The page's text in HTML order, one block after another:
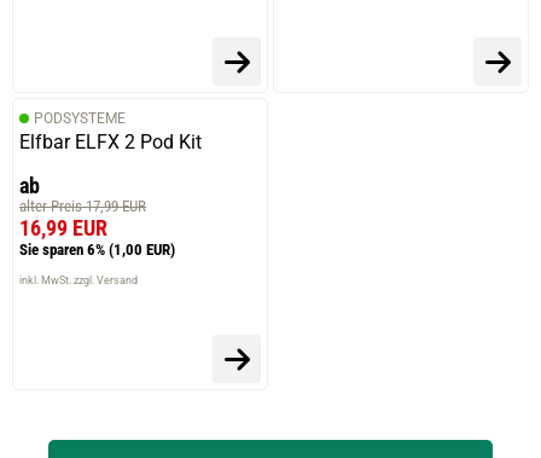
next
PODSYSTEME
Elfbar ELFX 2 Pod Kit
ab
alter Preis 17,99 EUR
16,99 EUR
Sie sparen 6% (1,00 EUR)
inkl. MwSt. zzgl. Versand